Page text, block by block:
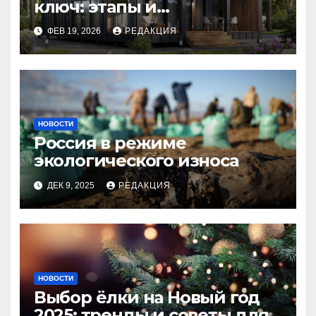
ключ: этапы и
планирование бюджета
ФЕВ 19, 2026 РЕДАКЦИЯ
НОВОСТИ
Россия в режиме
экологического износа
ДЕК 9, 2025 РЕДАКЦИЯ
НОВОСТИ
Выбор ёлки на Новый год